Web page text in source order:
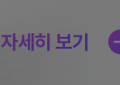
자세히 보기